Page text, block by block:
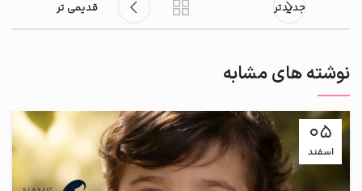
جدیدتر قدیمی تر
نوشته های مشابه
05
اسفند